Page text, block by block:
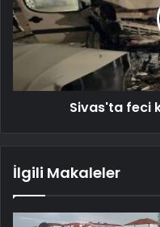
Sivas'ta feci
İlgili Makaleler